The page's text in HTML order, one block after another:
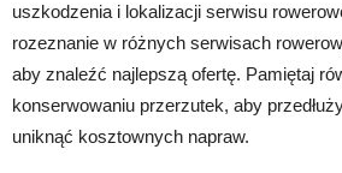
uszkodzenia i lokalizacji serwisu
rozeznanie w różnych serwisach
aby znaleźć najlepszą ofertę. Pamiętaj
konserwowaniu przerzutek, aby
uniknąć kosztownych napraw.